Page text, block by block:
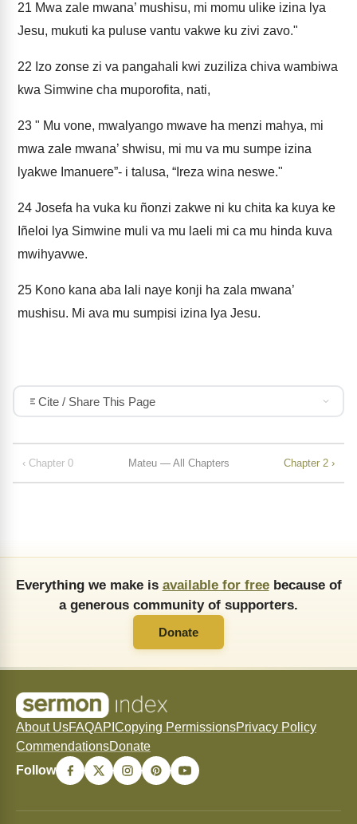
21 Mwa zale mwana’ mushisu, mi momu ulike izina lya
Jesu, mukuti ka puluse vantu vakwe ku zivi zavo."
22 Izo zonse zi va pangahali kwi zuziliza chiva wambiwa
kwa Simwine cha muporofita, nati,
23 " Mu vone, mwalyango mwave ha menzi mahya, mi
mwa zale mwana’ shwisu, mi mu va mu sumpe izina
lyakwe Imanuere”- i talusa, “Ireza wina neswe."
24 Josefa ha vuka ku ñonzi zakwe ni ku chita ka kuya ke
Iñeloi lya Simwine muli va mu laeli mi ca mu hinda kuva
mwihyavwe.
25 Kono kana aba lali naye konji ha zala mwana’
mushisu. Mi ava mu sumpisi izina lya Jesu.
Cite / Share This Page
‹ Chapter 0 Mateu — All Chapters Chapter 2 ›
Everything we make is available for freebecause of
a generous community of supporters.
Donate
About UsFAQAPI Copying PermissionsPrivacy Policy
CommendationsDonate
Follow